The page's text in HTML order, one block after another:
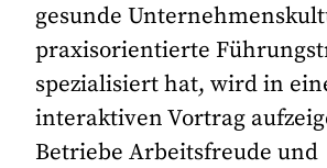
gesunde
praxisorientierte
spezialisiert hat, wird in
interaktiven Vortrag
Betriebe Arbeitsfreude und